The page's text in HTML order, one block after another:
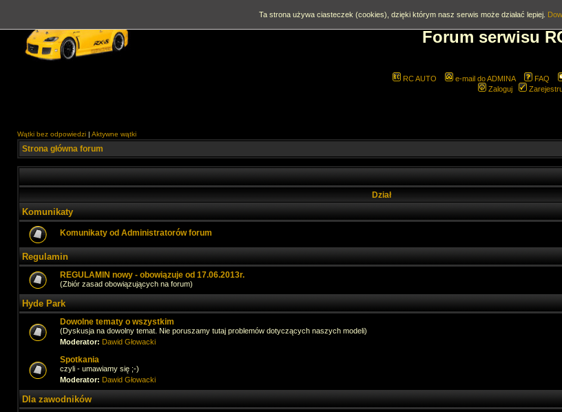
Forum serwisu
RC AUTO e-mail do ADMINA FAQ
Zaloguj
Wątki bez odpowiedzi | Aktywne wątki
Strona główna forum
Dział
Komunikaty
Komunikaty od Administratorów forum
Regulamin
REGULAMIN nowy - obowiązuje od 17.06.2013r.
(Zbiór zasad obowiązujących na forum)
Hyde Park
Dowolne tematy o wszystkim
(Dyskusja na dowolny temat. Nie poruszamy tutaj problemów dotyczących naszych modeli)
Moderator: Dawid Głowacki
Spotkania
czyli - umawiamy się ;-)
Moderator: Dawid Głowacki
Dla zawodników
Ta strona używa ciasteczek (cookies), dzięki którym nasz serwis może działać lepiej.